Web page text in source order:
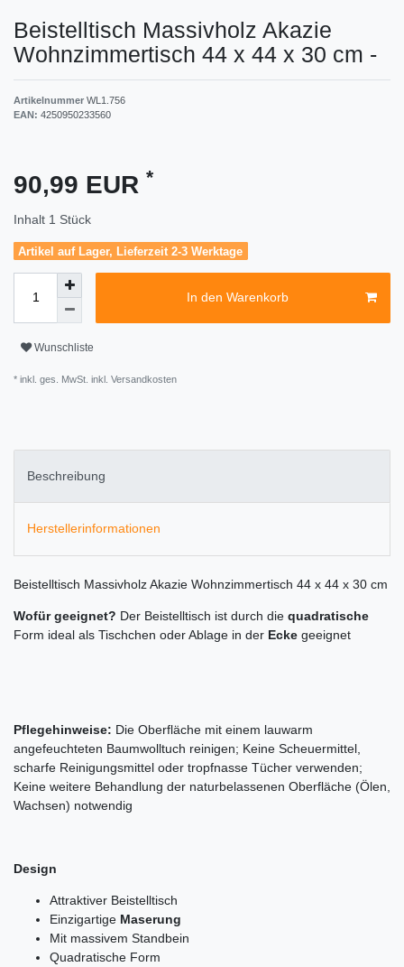
Beistelltisch Massivholz Akazie
Wohnzimmertisch 44 x 44 x 30 cm -
Artikelnummer WL1.756
EAN: 4250950233560
90,99 EUR *
Inhalt 1 Stück
Artikel auf Lager, Lieferzeit 2-3 Werktage
In den Warenkorb
Wunschliste
* inkl. ges. MwSt. inkl. Versandkosten
Beschreibung
Herstellerinformationen
Beistelltisch Massivholz Akazie Wohnzimmertisch 44 x 44 x 30 cm
Wofür geeignet? Der Beistelltisch ist durch die quadratische
Form ideal als Tischchen oder Ablage in der Ecke geeignet
Pflegehinweise: Die Oberfläche mit einem lauwarm
angefeuchteten Baumwolltuch reinigen; Keine Scheuermittel,
scharfe Reinigungsmittel oder tropfnasse Tücher verwenden;
Keine weitere Behandlung der naturbelassenen Oberfläche (Ölen,
Wachsen) notwendig
Design
Attraktiver Beistelltisch
Einzigartige Maserung
Mit massivem Standbein
Quadratische Form